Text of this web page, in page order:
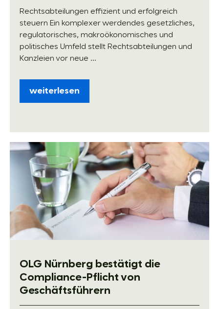
Rechtsabteilungen effizient und erfolgreich
steuern Ein komplexer werdendes gesetzliches,
regulatorisches, makroökonomisches und
politisches Umfeld stellt Rechtsabteilungen und
Kanzleien vor neue ...
weiterlesen
OLG Nürnberg bestätigt die
Compliance-Pflicht von
Geschäftsführern